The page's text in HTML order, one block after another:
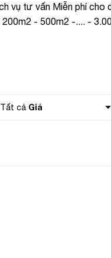
vụ tư vấn Miễn phí
- 500m2 -.... -
Tất cả Giá